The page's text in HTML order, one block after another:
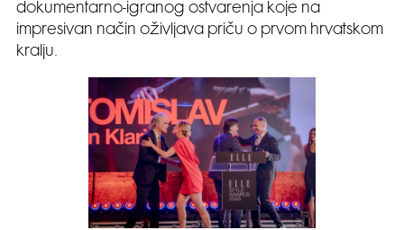
dokumentarno-igranog ostvarenja koje na
impresivan način oživljava priču o prvom hrvatskom
kralju.